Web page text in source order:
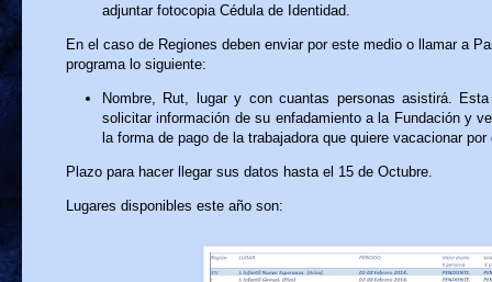
adjuntar fotocopia Cédula de Identidad.
En el caso de Regiones deben enviar por este medio o llamar a
programa lo siguiente:
Nombre, Rut, lugar y con cuantas personas asistirá.
solicitar información de su enfadamiento a la Fundación y
la forma de pago de la trabajadora que quiere vacacionar
Plazo para hacer llegar sus datos hasta el 15 de Octubre.
Lugares disponibles este año son: